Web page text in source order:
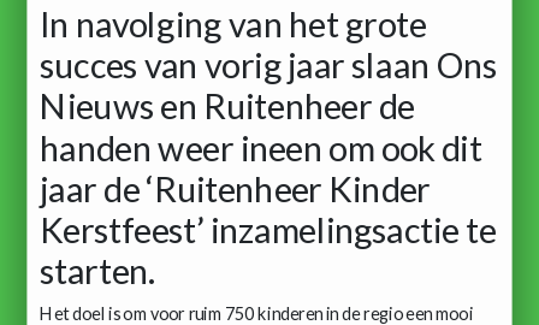
In navolging van het grote
succes van vorig jaar slaan Ons
Nieuws en Ruitenheer de
handen weer ineen om ook dit
jaar de ‘Ruitenheer Kinder
Kerstfeest’ inzamelingsactie te
starten.
Het doel is om voor ruim 750 kinderen in de regio een mooi